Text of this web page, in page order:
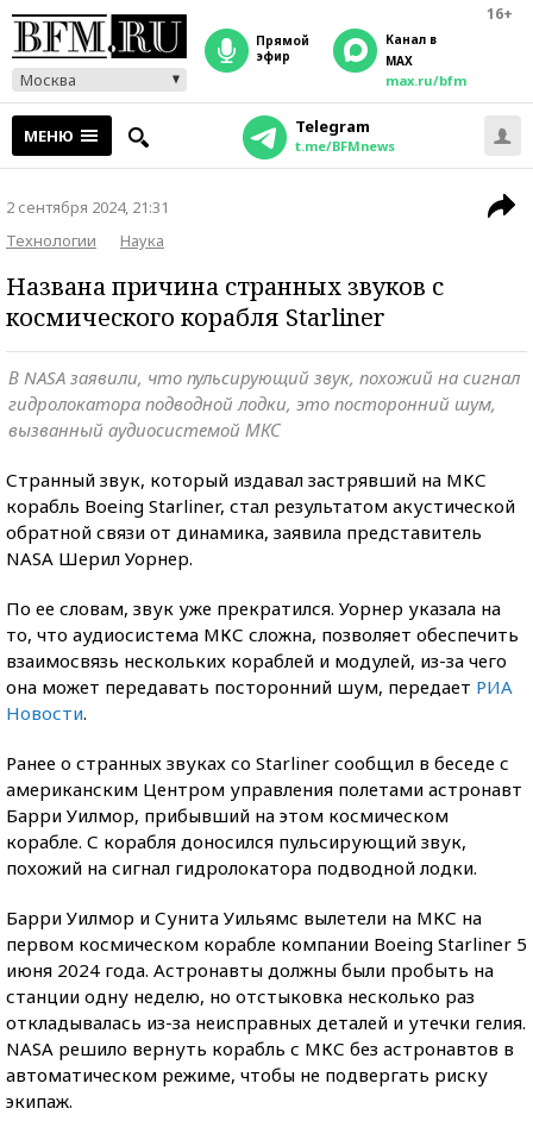
16+
Москва
прямой
эфир
Канал в
MAX
max.ru/bfm
МЕНЮ Telegram
t.me/BFMnews
2 сентября 2024, 21:31
Технологии
Наука
Названа причина странных звуков с
космического корабля Starliner
В NASA заявили, что пульсирующий звук, похожий на сигнал
гидролокатора подводной лодки, это посторонний шум,
вызванный аудиосистемой МКС
Странный звук, который издавал застрявший на МКС
корабль Boeing Starliner, стал результатом акустической
обратной связи от динамика, заявила представитель
NASA Шерил Уорнер.
По ее словам, звук уже прекратился. Уорнер указала на
то, что аудиосистема МКС сложна, позволяет обеспечить
взаимосвязь нескольких кораблей и модулей, из-за чего
она может передавать посторонний шум, передает РИА
Новости.
Ранее о странных звуках со Starliner сообщил в беседе с
американским Центром управления полетами астронавт
Барри Уилмор, прибывший на этом космическом
корабле. С корабля доносился пульсирующий звук,
похожий на сигнал гидролокатора подводной лодки.
Барри Уилмор и Сунита Уильямс вылетели на МКС на
первом космическом корабле компании Boeing Starliner 5
июня 2024 года. Астронавты должны были пробыть на
станции одну неделю, но отстыковка несколько раз
откладывалась из-за неисправных деталей и утечки гелия.
NASA решило вернуть корабль с МКС без астронавтов в
автоматическом режиме, чтобы не подвергать риску
экипаж.